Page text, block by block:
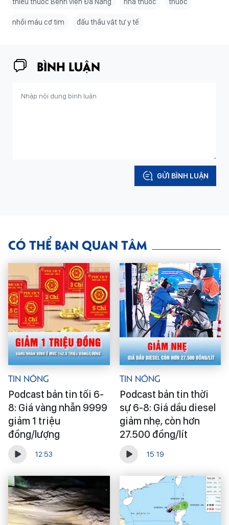
nhồi máu cơ tim đấu thầu vật tư y tế
BÌNH LUẬN
GỬI BÌNH LUẬN
CÓ THỂ BẠN QUAN TÂM
Tin Nóng
Podcast bản tin tối 6-
8: Giá vàng nhẫn 9999
giảm 1 triệu
đồng/lượng
12:53
Tin Nóng
Podcast bản tin thời
sự 6-8: Giá dầu diesel
giảm nhẹ, còn hơn
27.500 đồng/lít
15:19